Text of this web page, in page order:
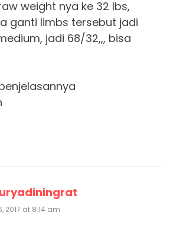
weight nya ke 32 lbs,
ganti limbs tersebut jadi
jadi 68/32,,, bisa
2017 at 8:14 am